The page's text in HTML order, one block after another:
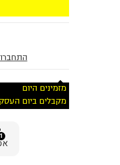
מזמינים היום
מקבלים ביום